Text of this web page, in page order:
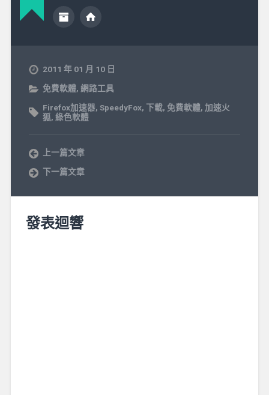
2011 年 01 月 10 日
免費軟體, 網路工具
Firefox加速器, SpeedyFox, 下載, 免費軟體, 加速火
狐, 綠色軟體
上一篇文章
下一篇文章
發表迴響